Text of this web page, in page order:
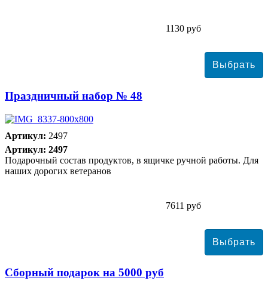
1130 руб
Праздничный набор № 48
Артикул: 2497
Артикул: 2497
Подарочный состав продуктов, в ящичке ручной работы. Для
наших дорогих ветеранов
7611 руб
Сборный подарок на 5000 руб